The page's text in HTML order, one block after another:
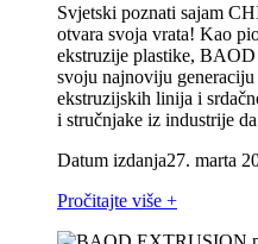
Svjetski poznati sajam
otvara svoja vrata! Kao
ekstruzije plastike,
svoju najnoviju
ekstruzijskih linija i
i stručnjake iz industrije
Datum izdanja27. marta
Pročitajte više +